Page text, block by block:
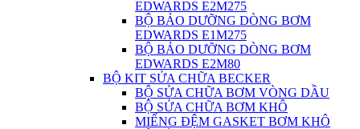
EDWARDS E2M275
BỘ BẢO DƯỠNG DÒNG BƠM
EDWARDS E1M275
BỘ BẢO DƯỠNG DÒNG BƠM
EDWARDS E2M80
BỘ KIT SỬA CHỮA BECKER
BỘ SỬA CHỮA BƠM VÒNG DẦU
BỘ SỬA CHỮA BƠM KHÔ
MIẾNG ĐỆM GASKET BƠM KHÔ